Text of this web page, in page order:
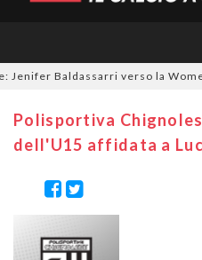
Baldassarri verso la Women
Polisportiva
dell'U15 affidata a